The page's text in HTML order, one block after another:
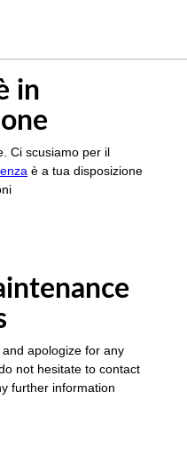
in
Ci scusiamo per il
è a tua disposizione
apologize for any
not hesitate to contact
further information